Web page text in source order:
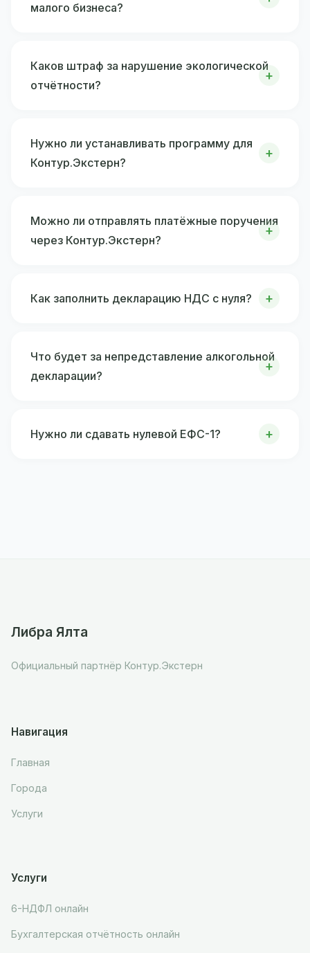
малого бизнеса?
Каков штраф за нарушение экологической
отчётности?
Нужно ли устанавливать программу для
Контур.Экстерн?
Можно ли отправлять платёжные поручения
через Контур.Экстерн?
Как заполнить декларацию НДС с нуля?
Что будет за непредставление алкогольной
декларации?
Нужно ли сдавать нулевой ЕФС-1?
Либра Ялта
Официальный партнёр Контур.Экстерн
Навигация
Главная
Города
Услуги
Услуги
6-НДФЛ онлайн
Бухгалтерская отчётность онлайн